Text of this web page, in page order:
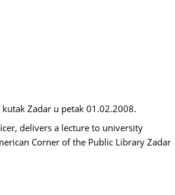
Zadar u petak 01.02.2008.
delivers a lecture to university
Corner of the Public Library Zadar